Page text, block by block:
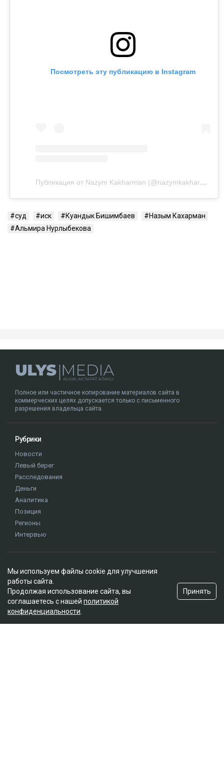
Посмотреть эту публикацию в Instagram
Публикация от Nazym Kakharman (@nazymkakharman)
суд иск Куандык Бишимбаев
Назым Кахарман
Альмира Нурлыбекова
Полное или частичное копирование материалов сайта в
коммерческих целях допускается только с письменного
разрешения владельца сайта.
Рубрики
Новости
Левый берег
Расследования
Деньги
Аналитика
Позиция
Регионы
Интервью
О проекте
Правила сайта
Реклама на сайте
Контакты
Редакционная политика
Мы используем файлы cookie для улучшения
работы сайта.
Продолжая использование сайта, вы
соглашаетесь с нашей политикой
конфиденциальности
Принять